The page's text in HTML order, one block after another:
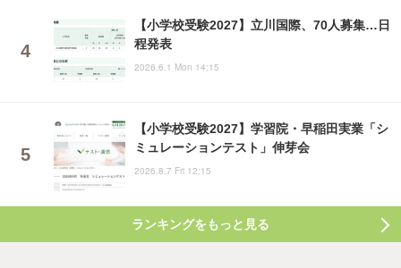
【小学校受験2027】立川国際、70人募集…日
程発表
2026.6.1 Mon 14:15
【小学校受験2027】学習院・早稲田実業「シ
ミュレーションテスト」伸芽会
2026.8.7 Fri 12:15
ランキングをもっと見る